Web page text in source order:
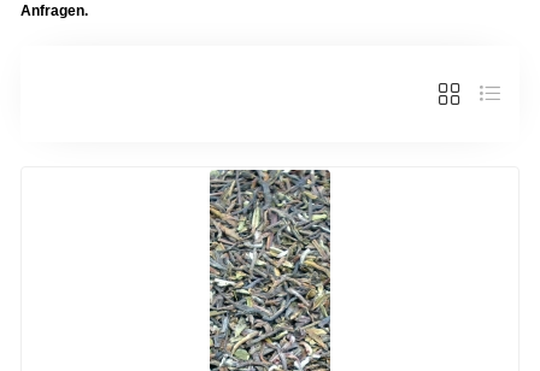
Jasmin Tee
Aromatisierter Schwarztee
Anfragen.